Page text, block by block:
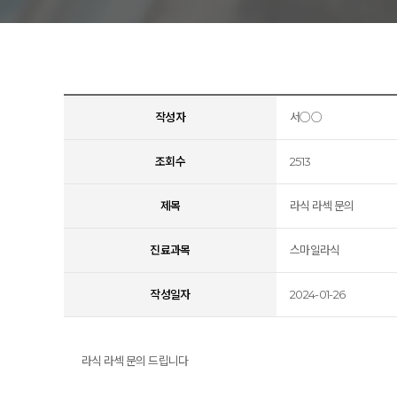
작성자 서○○
조회수 2513
제목 라식 라섹 문의
진료과목 스마일라식
작성일자 2024-01-26
라식 라섹 문의 드립니다